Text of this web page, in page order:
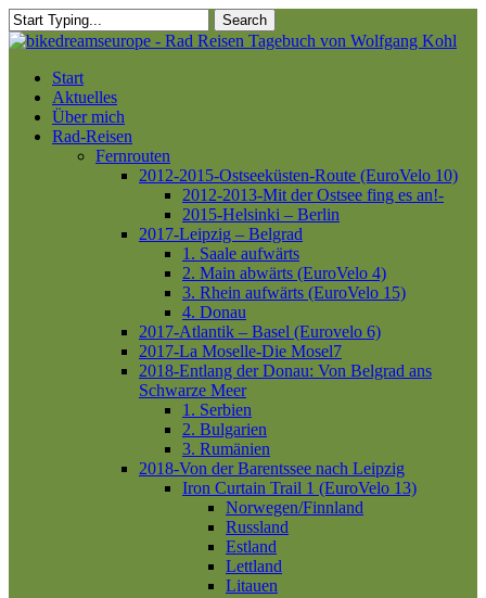
Skip
to
content
Search
Close
Menu
Start
Aktuelles
Über mich
Rad-Reisen
Fernrouten
2012-2015-Ostseeküsten-Route (EuroVelo 10)
2012-2013-Mit der Ostsee fing es an!-
2015-Helsinki – Berlin
2017-Leipzig – Belgrad
1. Saale aufwärts
2. Main abwärts (EuroVelo 4)
3. Rhein aufwärts (EuroVelo 15)
4. Donau
2017-Atlantik – Basel (Eurovelo 6)
2017-La Moselle-Die Mosel7
2018-Entlang der Donau: Von Belgrad ans
Schwarze Meer
1. Serbien
2. Bulgarien
3. Rumänien
2018-Von der Barentssee nach Leipzig
Iron Curtain Trail 1 (EuroVelo 13)
Norwegen/Finnland
Russland
Estland
Lettland
Litauen